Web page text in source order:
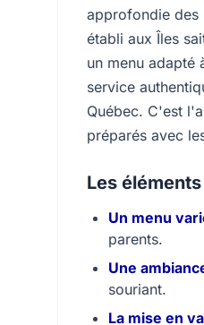
approfondie des
établi aux Îles
un menu adapté
service
Québec. C'est
préparés avec
Les
Un menu
parents.
Une
souriant.
La mise en